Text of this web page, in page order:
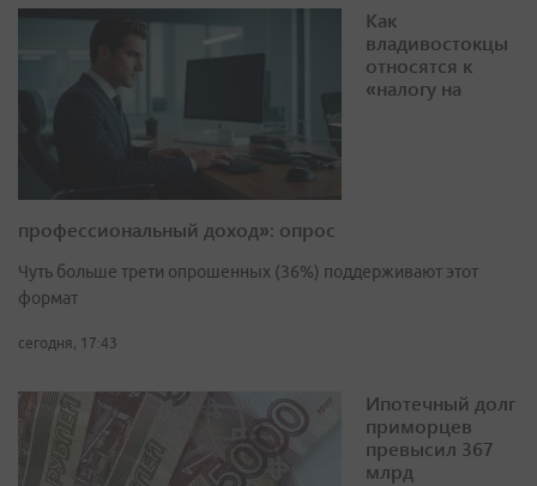
Как
владивостокцы
относятся к
«налогу на
профессиональный доход»: опрос
Чуть больше трети опрошенных (36%) поддерживают этот
формат
сегодня, 17:43
Ипотечный долг
приморцев
превысил 367
млрд